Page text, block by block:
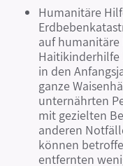
Humanitäre
auf humanitäre
Haitikinderhilfe
in den
ganze
unternährten
mit gezielten
anderen
können
entfernten